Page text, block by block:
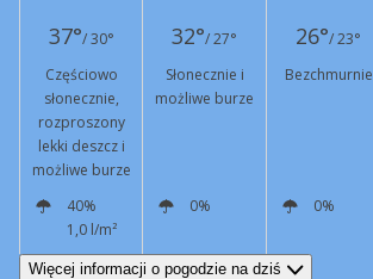
37°/ 30° 32°/ 27° 26°/ 23°
Częściowo
słonecznie,
rozproszony
lekki deszcz i
możliwe burze
Słonecznie i
możliwe burze
Bezchmurnie
40%
1,0 l/m²
0% 0%
E
11 km/h
Podmuchy
41 km/h E
4 km/h
Więcej informacji o pogodzie na dziś